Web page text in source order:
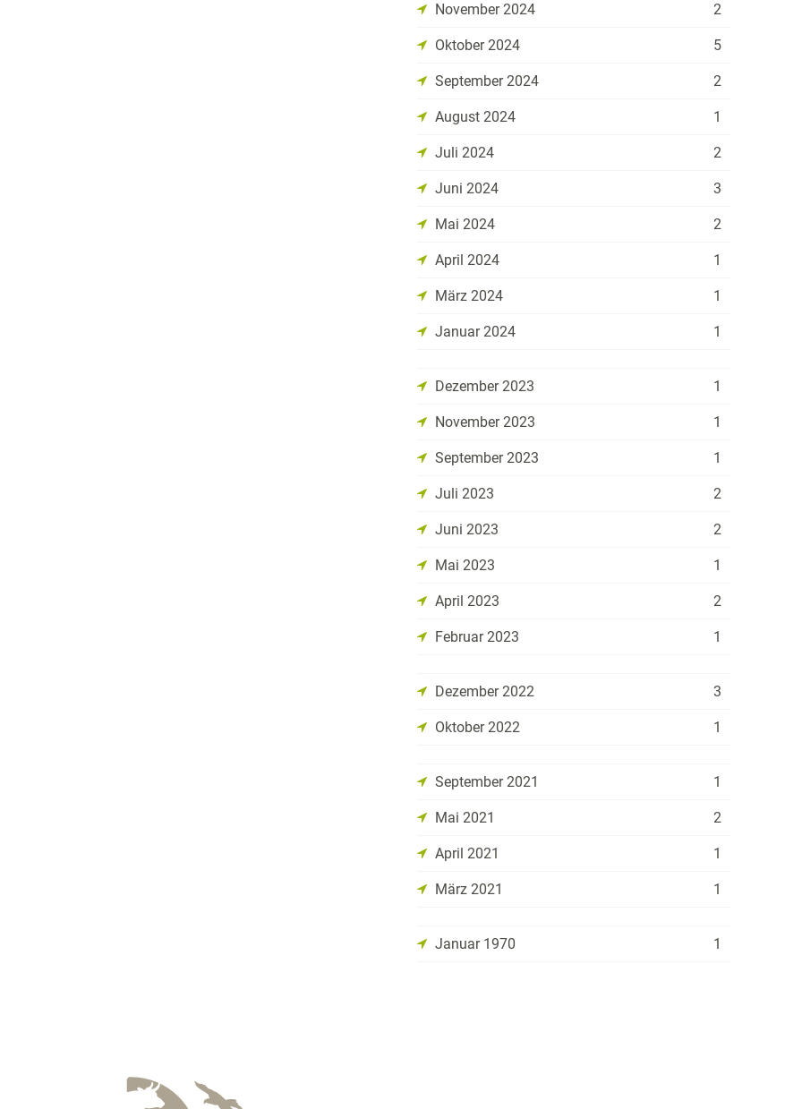
November 2024 2
Oktober 2024 5
September 2024 2
August 2024 1
Juli 2024 2
Juni 2024 3
Mai 2024 2
April 2024 1
März 2024 1
Januar 2024 1
Dezember 2023 1
November 2023 1
September 2023 1
Juli 2023 2
Juni 2023 2
Mai 2023 1
April 2023 2
Februar 2023 1
Dezember 2022 3
Oktober 2022 1
September 2021 1
Mai 2021 2
April 2021 1
März 2021 1
Januar 1970 1